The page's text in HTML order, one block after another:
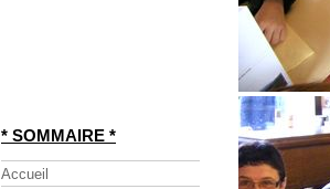
* SOMMAIRE *
Accueil